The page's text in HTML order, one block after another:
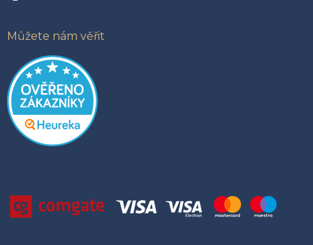
Můžete nám věřit